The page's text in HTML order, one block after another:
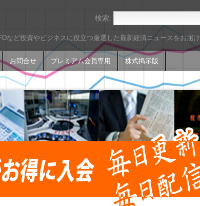
など投資やビジネスに役立つ厳選した最新経済ニュースをお届け
お問合せ プレミアム会員専用 株式掲示版
検索: